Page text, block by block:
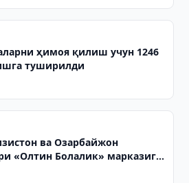
ҳимоя қилиш учун 1246
туширилди
ва Озарбайжон
«Олтин Болалик» марказига